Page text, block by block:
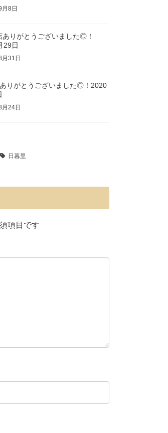
8日
ありがとうございました◎！
29日
31日
りがとうございました◎！2020
24日
日暮里
項目です